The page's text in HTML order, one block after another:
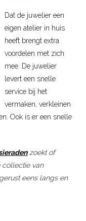
Dat de juwelier een
eigen atelier in huis
heeft brengt extra
voordelen met zich
mee. De juwelier
levert een snelle
service bij het
vermaken, verkleinen
Ook is er een snelle
zoekt of
collectie van
eens langs en